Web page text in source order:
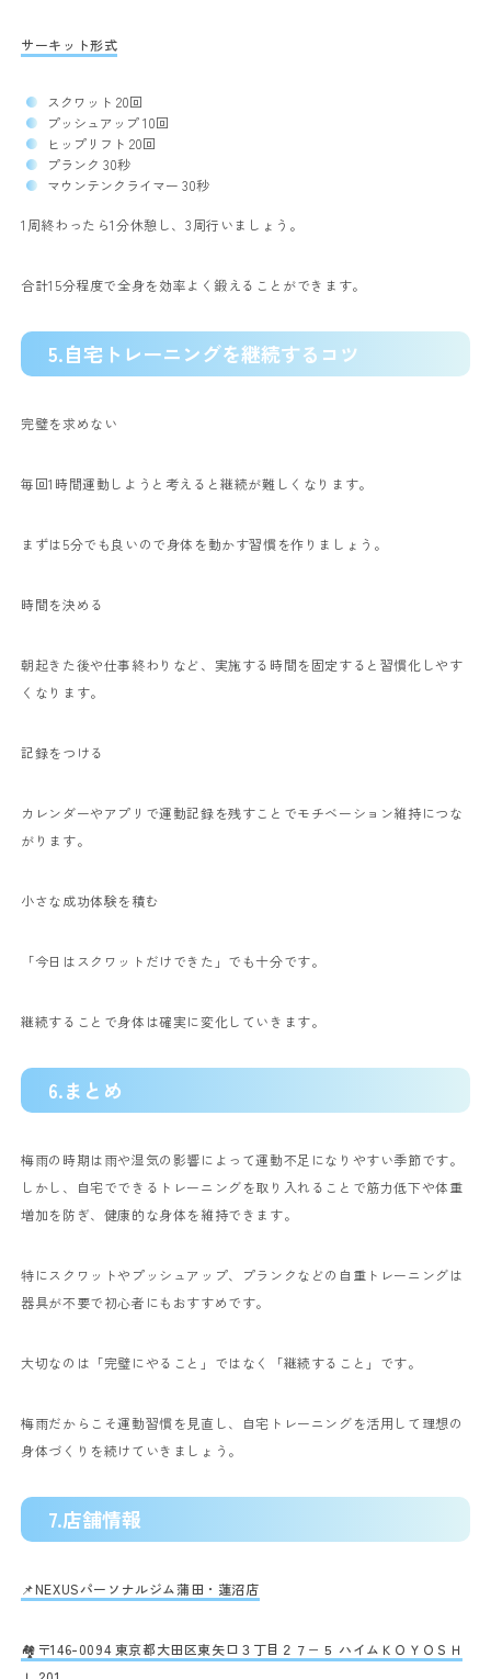
サーキット形式
スクワット 20回
プッシュアップ 10回
ヒップリフト 20回
プランク 30秒
マウンテンクライマー 30秒
1周終わったら1分休憩し、3周行いましょう。
合計15分程度で全身を効率よく鍛えることができます。
5.自宅トレーニングを継続するコツ
完璧を求めない
毎回1時間運動しようと考えると継続が難しくなります。
まずは5分でも良いので身体を動かす習慣を作りましょう。
時間を決める
朝起きた後や仕事終わりなど、実施する時間を固定すると習慣化しやす
くなります。
記録をつける
カレンダーやアプリで運動記録を残すことでモチベーション維持につな
がります。
小さな成功体験を積む
「今日はスクワットだけできた」でも十分です。
継続することで身体は確実に変化していきます。
6.まとめ
梅雨の時期は雨や湿気の影響によって運動不足になりやすい季節です。
しかし、自宅でできるトレーニングを取り入れることで筋力低下や体重
増加を防ぎ、健康的な身体を維持できます。
特にスクワットやプッシュアップ、プランクなどの自重トレーニングは
器具が不要で初心者にもおすすめです。
大切なのは「完璧にやること」ではなく「継続すること」です。
梅雨だからこそ運動習慣を見直し、自宅トレーニングを活用して理想の
身体づくりを続けていきましょう。
7.店舗情報
📌NEXUSパーソナルジム蒲田・蓮沼店
🏘〒146-0094 東京都大田区東矢口３丁目２７−５ ハイムＫＯＹＯＳＨ